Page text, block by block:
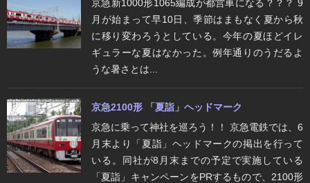
京急新1000形1065編成が都営車になる？？？ 9
月が始まって早10日、季節はまもなく夏から秋
に移り変わろうとしている。今年の夏ほどイレ
ギュラーな夏はなかった。例年通りのうだるよ
うな暑さとは...
京急2100形 「夏詣」ヘッドマーク
京急に乗って神社を巡ろう！！ 京急電鉄では、6
月末より「夏詣」ヘッドマークの掲出を行って
いる。同社が8月末までの予定で実施している
「夏詣」キャンペーンをPRするもので、2100形